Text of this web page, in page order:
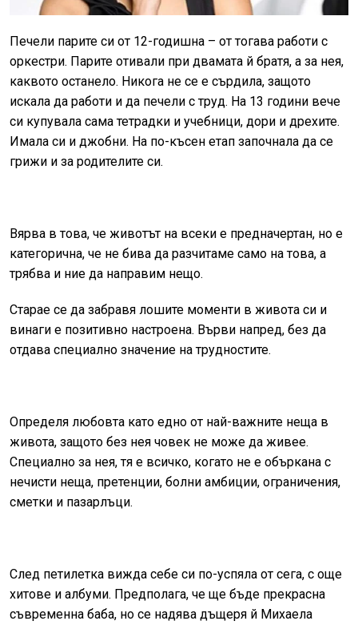
Печели парите си от 12-годишна – от тогава работи с
оркестри. Парите отивали при двамата й братя, а за нея,
каквото останело. Никога не се е сърдила, защото
искала да работи и да печели с труд. На 13 години вече
си купувала сама тетрадки и учебници, дори и дрехите.
Имала си и джобни. На по-късен етап започнала да се
грижи и за родителите си.
Вярва в това, че животът на всеки е предначертан, но е
категорична, че не бива да разчитаме само на това, а
трябва и ние да направим нещо.
Старае се да забравя лошите моменти в живота си и
винаги е позитивно настроена. Върви напред, без да
отдава специално значение на трудностите.
Определя любовта като едно от най-важните неща в
живота, защото без нея човек не може да живее.
Специално за нея, тя е всичко, когато не е объркана с
нечисти неща, претенции, болни амбиции, ограничения,
сметки и пазарлъци.
След петилетка вижда себе си по-успяла от сега, с още
хитове и албуми. Предполага, че ще бъде прекрасна
съвременна баба, но се надява дъщеря й Михаела